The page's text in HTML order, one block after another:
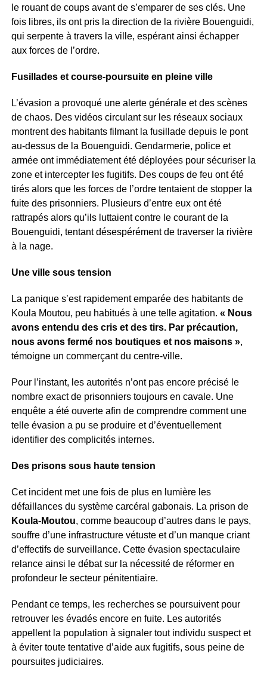
le rouant de coups avant de s’emparer de ses clés. Une
fois libres, ils ont pris la direction de la rivière Bouenguidi,
qui serpente à travers la ville, espérant ainsi échapper
aux forces de l’ordre.
Fusillades et course-poursuite en pleine ville
L’évasion a provoqué une alerte générale et des scènes
de chaos. Des vidéos circulant sur les réseaux sociaux
montrent des habitants filmant la fusillade depuis le pont
au-dessus de la Bouenguidi. Gendarmerie, police et
armée ont immédiatement été déployées pour sécuriser la
zone et intercepter les fugitifs. Des coups de feu ont été
tirés alors que les forces de l’ordre tentaient de stopper la
fuite des prisonniers. Plusieurs d’entre eux ont été
rattrapés alors qu’ils luttaient contre le courant de la
Bouenguidi, tentant désespérément de traverser la rivière
à la nage.
Une ville sous tension
La panique s’est rapidement emparée des habitants de
Koula Moutou, peu habitués à une telle agitation. « Nous
avons entendu des cris et des tirs. Par précaution,
nous avons fermé nos boutiques et nos maisons »,
témoigne un commerçant du centre-ville.
Pour l’instant, les autorités n’ont pas encore précisé le
nombre exact de prisonniers toujours en cavale. Une
enquête a été ouverte afin de comprendre comment une
telle évasion a pu se produire et d’éventuellement
identifier des complicités internes.
Des prisons sous haute tension
Cet incident met une fois de plus en lumière les
défaillances du système carcéral gabonais. La prison de
Koula-Moutou, comme beaucoup d’autres dans le pays,
souffre d’une infrastructure vétuste et d’un manque criant
d’effectifs de surveillance. Cette évasion spectaculaire
relance ainsi le débat sur la nécessité de réformer en
profondeur le secteur pénitentiaire.
Pendant ce temps, les recherches se poursuivent pour
retrouver les évadés encore en fuite. Les autorités
appellent la population à signaler tout individu suspect et
à éviter toute tentative d’aide aux fugitifs, sous peine de
poursuites judiciaires.